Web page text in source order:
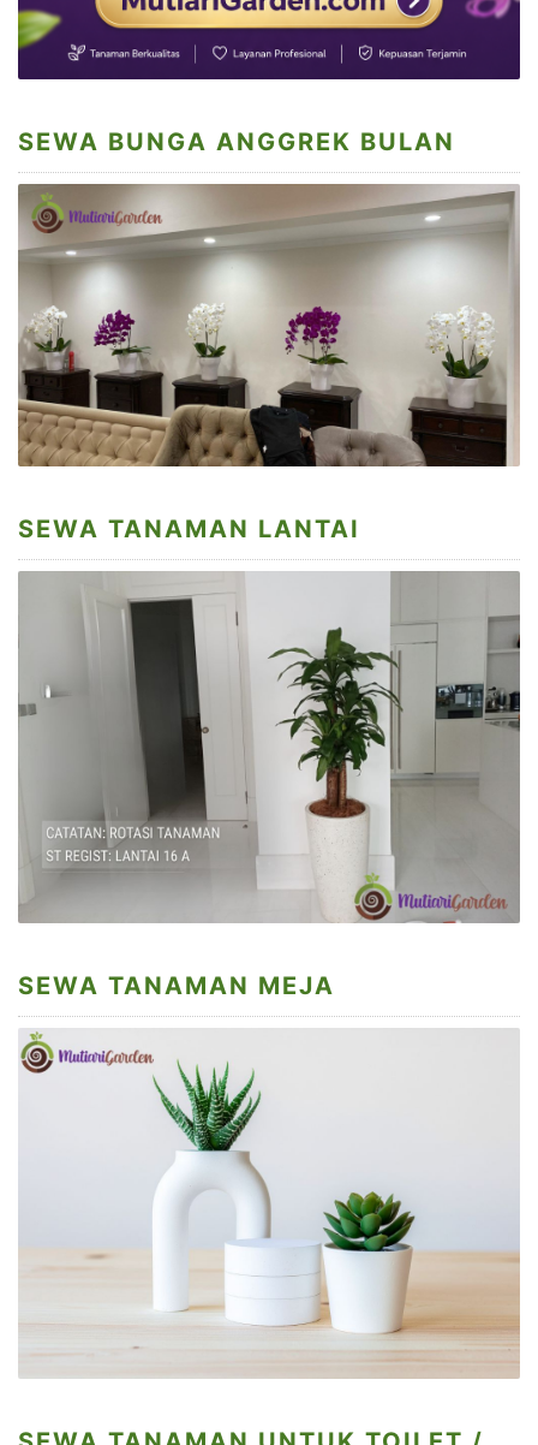
SEWA BUNGA ANGGREK BULAN
SEWA TANAMAN LANTAI
SEWA TANAMAN MEJA